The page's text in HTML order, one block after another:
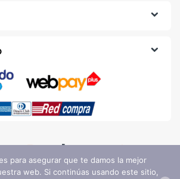
para asegurar que te damos la mejor
web. Si continúas usando este sitio,